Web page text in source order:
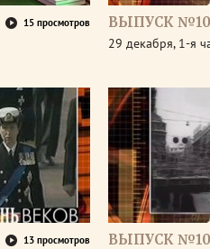
15 просмотров ВЫПУСК
29 декабря, 1-я
13 просмотров ВЫПУСК